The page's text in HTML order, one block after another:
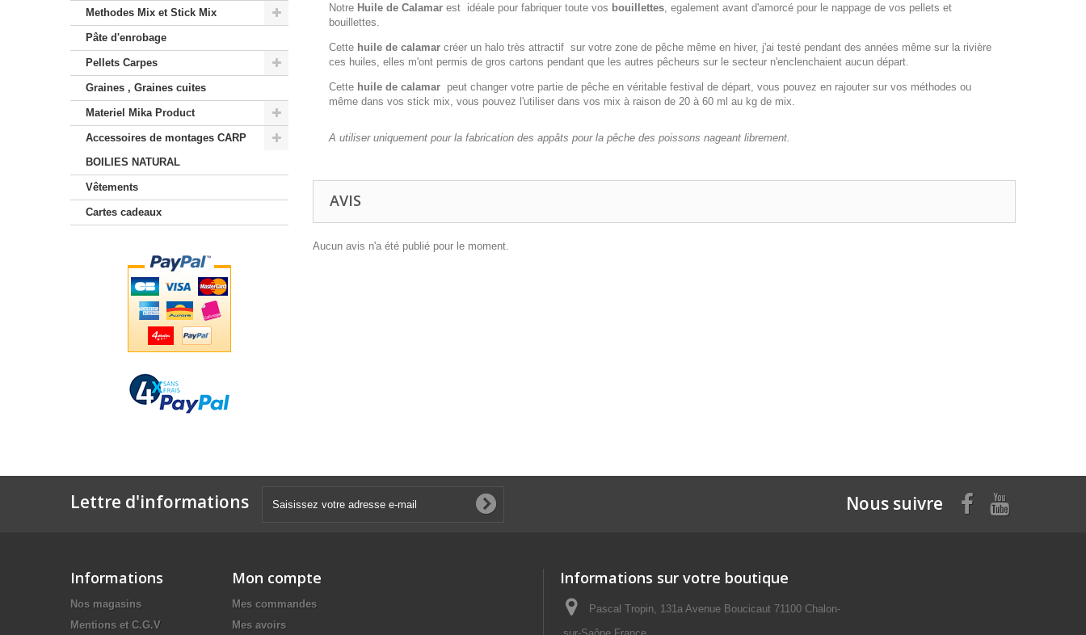
Methodes Mix et Stick Mix
Pâte d'enrobage
Pellets Carpes
Graines , Graines cuites
Materiel Mika Product
Accessoires de montages CARP
BOILIES NATURAL
Vêtements
Cartes cadeaux
Notre Huile de Calamar est idéale pour fabriquer toute vos bouillettes , egalement avant d'amorcé pour le nappage de vos pellets et
bouillettes.
Cette huile de calamar créer un halo très attractif sur votre zone de pêche même en hiver, j'ai testé pendant des années même sur la rivière
ces huiles, elles m'ont permis de gros cartons pendant que les autres pêcheurs sur le secteur n'enclenchaient aucun départ.
Cette huile de calamar peut changer votre partie de pêche en véritable festival de départ, vous pouvez en rajouter sur vos méthodes ou
même dans vos stick mix, vous pouvez l'utiliser dans vos mix à raison de 20 à 60 ml au kg de mix.
A utiliser uniquement pour la fabrication des appâts pour la pêche des poissons nageant librement.
AVIS
Aucun avis n'a été publié pour le moment.
Lettre d'informations Nous suivre
Informations
Nos magasins
Mentions et C.G.V
Mon compte
Mes commandes
Mes avoirs
Informations sur votre boutique
Pascal Tropin, 131a Avenue Boucicaut 71100 Chalon-